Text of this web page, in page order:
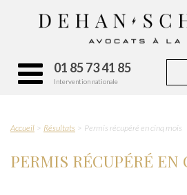
01 85 73 41 85
Intervention nationale
Accueil Résultats Permis récupéré en cinq mois
PERMIS RÉCUPÉRÉ EN